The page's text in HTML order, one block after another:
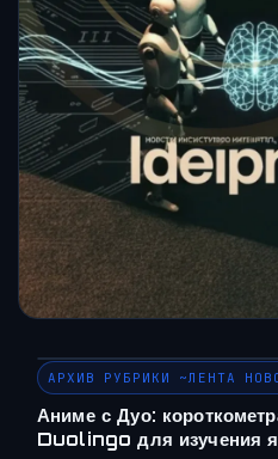
АРХИВ РУБРИКИ ~ЛЕНТА
Аниме с Дуо:
Duolingo для изучения